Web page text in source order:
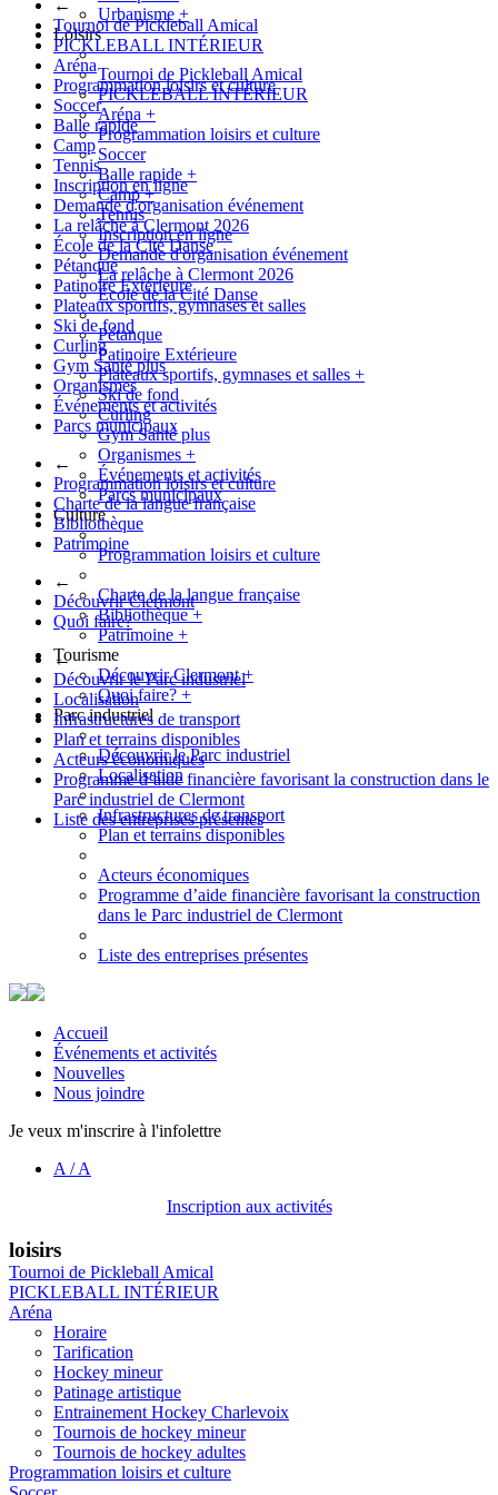
←
Tournoi de Pickleball Amical
PICKLEBALL INTÉRIEUR
Aréna
Programmation loisirs et culture
Soccer
Balle rapide
Camp
Tennis
Inscription en ligne
Demande d'organisation événement
La relâche à Clermont 2026
École de la Cité Danse
Pétanque
Patinoire Extérieure
Plateaux sportifs, gymnases et salles
Ski de fond
Curling
Gym Santé plus
Organismes
Événements et activités
Parcs municipaux
←
Programmation loisirs et culture
Charte de la langue française
Bibliothèque
Patrimoine
←
Découvrir Clermont
Quoi faire?
←
Découvrir le Parc industriel
Localisation
Infrastructures de transport
Plan et terrains disponibles
Acteurs économiques
Programme d’aide financière favorisant la construction dans le
Parc industriel de Clermont
Liste des entreprises présentes
Urbanisme +
Loisirs
Tournoi de Pickleball Amical
PICKLEBALL INTÉRIEUR
Aréna +
Programmation loisirs et culture
Soccer
Balle rapide +
Camp+
Tennis
Inscription en ligne
Demande d'organisation événement
La relâche à Clermont 2026
École de la Cité Danse
Pétanque
Patinoire Extérieure
Plateaux sportifs, gymnases et salles +
Ski de fond
Curling
Gym Santé plus
Organismes +
Événements et activités
Parcs municipaux
Culture
Programmation loisirs et culture
Charte de la langue française
Bibliothèque+
Patrimoine +
Tourisme
Découvrir Clermont+
Quoi faire? +
Parc industriel
Découvrir le Parc industriel
Localisation
Infrastructures de transport
Plan et terrains disponibles
Acteurs économiques
Programme d’aide financière favorisant la construction
dans le Parc industriel de Clermont
Liste des entreprises présentes
Accueil
Événements et activités
Nouvelles
Nous joindre
Je veux m'inscrire à l'infolettre
A /A
Inscription aux activités
loisirs
Tournoi de Pickleball Amical
PICKLEBALL INTÉRIEUR
Aréna
Horaire
Tarification
Hockey mineur
Patinage artistique
Entrainement Hockey Charlevoix
Tournois de hockey mineur
Tournois de hockey adultes
Programmation loisirs et culture